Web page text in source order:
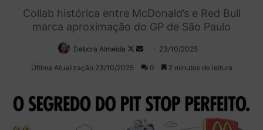
Collab histórica entre McDonald’s e Red Bull
marca aproximação do GP de São Paulo
Debora Almeida
Follow
on
Mande
um
23/10/2025
Última Atualização 23/10/2025 0 2 minutos de leitura